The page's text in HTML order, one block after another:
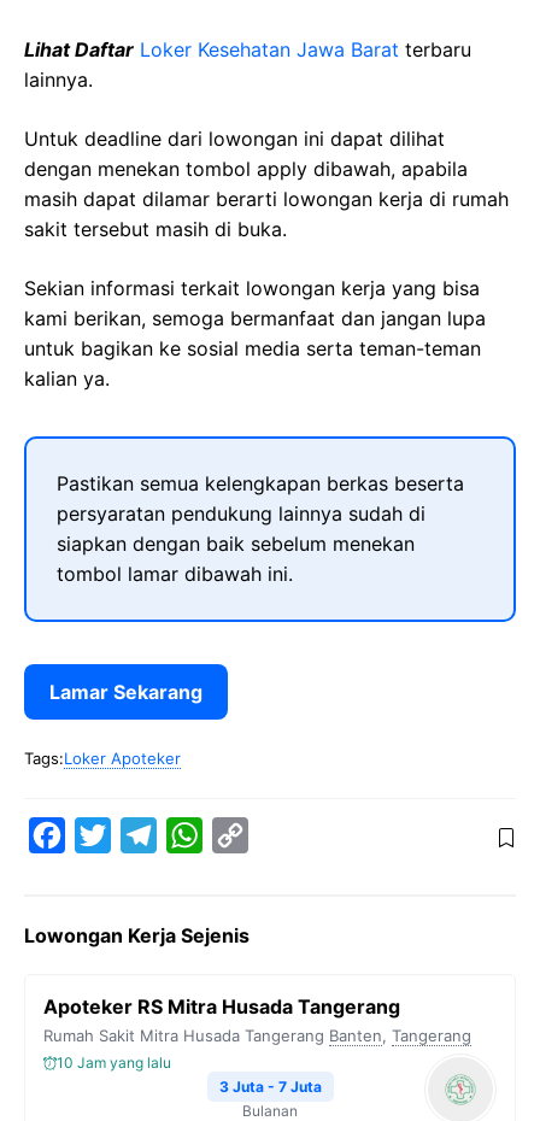
Lihat Daftar Loker Kesehatan Jawa Barat terbaru
lainnya.
Untuk deadline dari lowongan ini dapat dilihat
dengan menekan tombol apply dibawah, apabila
masih dapat dilamar berarti lowongan kerja di rumah
sakit tersebut masih di buka.
Sekian informasi terkait lowongan kerja yang bisa
kami berikan, semoga bermanfaat dan jangan lupa
untuk bagikan ke sosial media serta teman-teman
kalian ya.
Pastikan semua kelengkapan berkas beserta
persyaratan pendukung lainnya sudah di
siapkan dengan baik sebelum menekan
tombol lamar dibawah ini.
Lamar Sekarang
Tags:Loker Apoteker
e
o
o
t
e
e
r
a
W
t
A
y
i
k
Lowongan Kerja Sejenis
Apoteker RS Mitra Husada Tangerang
Rumah Sakit Mitra Husada Tangerang Banten, Tangerang
10 Jam yang lalu
3 Juta - 7 Juta
Bulanan